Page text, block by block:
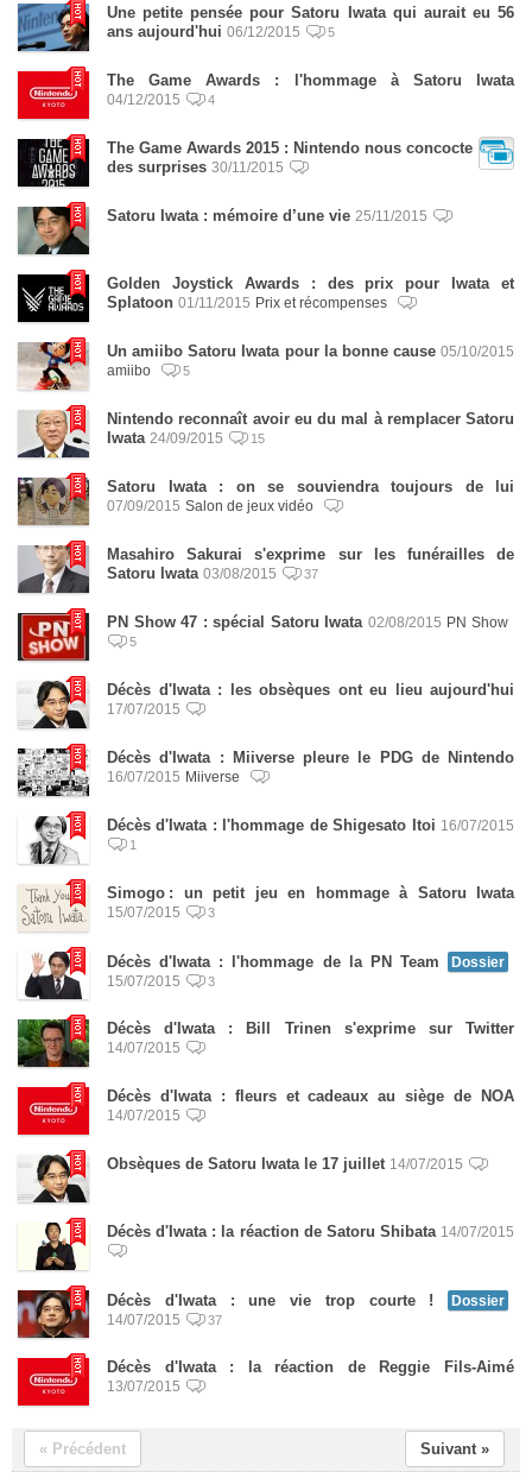
Une petite pensée pour Satoru Iwata qui aurait eu 56
ans aujourd'hui 06/12/2015 5
The Game Awards : l'hommage à Satoru Iwata
04/12/2015 4
The Game Awards 2015 : Nintendo nous concocte
des surprises 30/11/2015
Satoru Iwata : mémoire d’une vie 25/11/2015
Golden Joystick Awards : des prix pour Iwata et
Splatoon 01/11/2015 Prix et récompenses
Un amiibo Satoru Iwata pour la bonne cause 05/10/2015
amiibo
5
Nintendo reconnaît avoir eu du mal à remplacer Satoru
Iwata 24/09/2015 15
Satoru Iwata : on se souviendra toujours de lui
07/09/2015 Salon de jeux vidéo
Masahiro Sakurai s'exprime sur les funérailles de
Satoru Iwata 03/08/2015 37
PN Show 47 : spécial Satoru Iwata 02/08/2015 PN Show
5
Décès d'Iwata : les obsèques ont eu lieu aujourd'hui
17/07/2015
Décès d'Iwata : Miiverse pleure le PDG de Nintendo
16/07/2015 Miiverse
Décès d'Iwata : l'hommage de Shigesato Itoi 16/07/2015
1
Simogo : un petit jeu en hommage à Satoru Iwata
15/07/2015 3
Décès d'Iwata : l'hommage de la PN Team
Dossier
15/07/2015
3
Décès d'Iwata : Bill Trinen s'exprime sur Twitter
14/07/2015
Décès d'Iwata : fleurs et cadeaux au siège de NOA
14/07/2015
Obsèques de Satoru Iwata le 17 juillet 14/07/2015
Décès d'Iwata : la réaction de Satoru Shibata 14/07/2015
Décès d'Iwata : une vie trop courte !
Dossier
14/07/2015
37
Décès d'Iwata : la réaction de Reggie Fils-Aimé
13/07/2015
« Précédent Suivant »